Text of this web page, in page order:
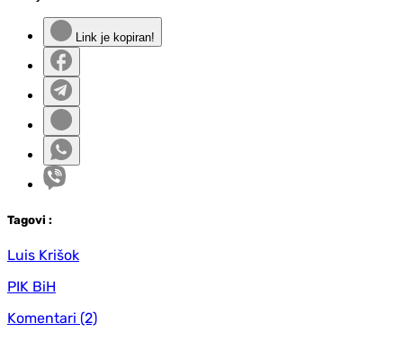
Link je kopiran!
Tagovi :
Luis Krišok
PIK BiH
Komentari (2)